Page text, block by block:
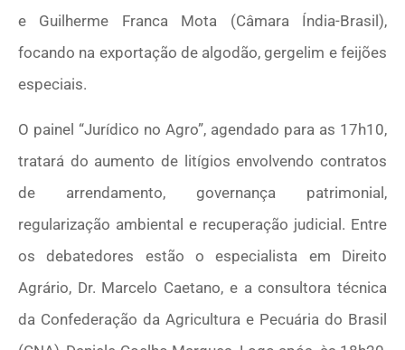
e Guilherme Franca Mota (Câmara Índia-Brasil),
focando na exportação de algodão, gergelim e feijões
especiais.
O painel “Jurídico no Agro”, agendado para as 17h10,
tratará do aumento de litígios envolvendo contratos
de arrendamento, governança patrimonial,
regularização ambiental e recuperação judicial. Entre
os debatedores estão o especialista em Direito
Agrário, Dr. Marcelo Caetano, e a consultora técnica
da Confederação da Agricultura e Pecuária do Brasil